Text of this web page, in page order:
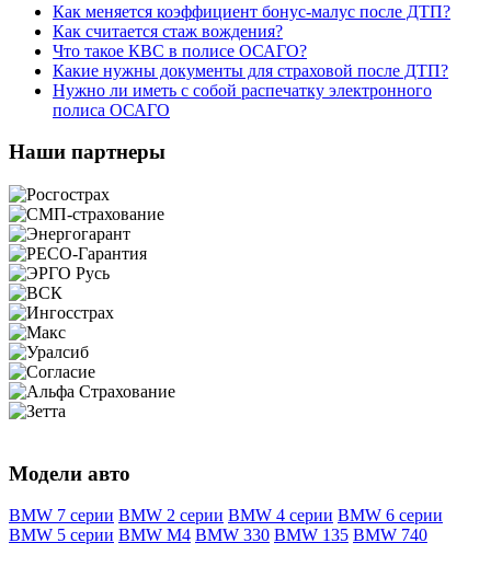
Как меняется коэффициент бонус-малус после ДТП?
Как считается стаж вождения?
Что такое КВС в полисе ОСАГО?
Какие нужны документы для страховой после ДТП?
Нужно ли иметь с собой распечатку электронного
полиса ОСАГО
Наши партнеры
Модели авто
BMW 7 серии BMW 2 серии BMW 4 серии BMW 6 серии
BMW 5 серии BMW M4 BMW 330 BMW 135 BMW 740